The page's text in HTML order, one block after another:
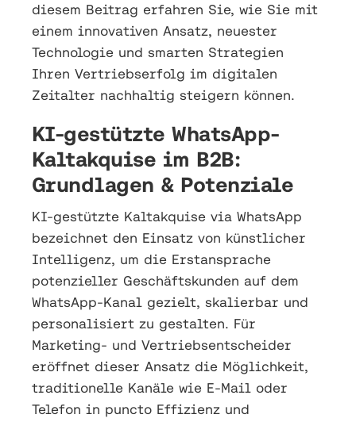
diesem Beitrag erfahren Sie, wie Sie mit
einem innovativen Ansatz, neuester
Technologie und smarten Strategien
Ihren Vertriebserfolg im digitalen
Zeitalter nachhaltig steigern können.
KI-gestützte WhatsApp-
Kaltakquise im B2B:
Grundlagen & Potenziale
KI-gestützte Kaltakquise via WhatsApp
bezeichnet den Einsatz von künstlicher
Intelligenz, um die Erstansprache
potenzieller Geschäftskunden auf dem
WhatsApp-Kanal gezielt, skalierbar und
personalisiert zu gestalten. Für
Marketing- und Vertriebsentscheider
eröffnet dieser Ansatz die Möglichkeit,
traditionelle Kanäle wie E-Mail oder
Telefon in puncto Effizienz und